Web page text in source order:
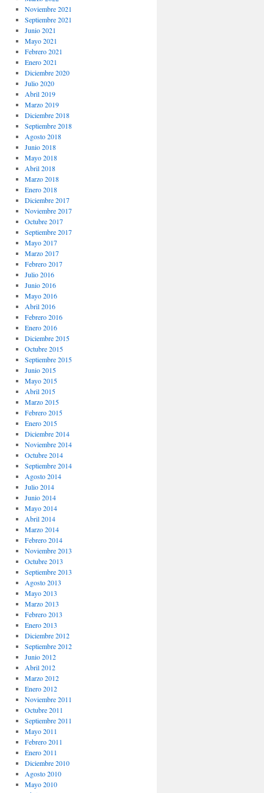
Noviembre 2021
Septiembre 2021
Junio 2021
Mayo 2021
Febrero 2021
Enero 2021
Diciembre 2020
Julio 2020
Abril 2019
Marzo 2019
Diciembre 2018
Septiembre 2018
Agosto 2018
Junio 2018
Mayo 2018
Abril 2018
Marzo 2018
Enero 2018
Diciembre 2017
Noviembre 2017
Octubre 2017
Septiembre 2017
Mayo 2017
Marzo 2017
Febrero 2017
Julio 2016
Junio 2016
Mayo 2016
Abril 2016
Febrero 2016
Enero 2016
Diciembre 2015
Octubre 2015
Septiembre 2015
Junio 2015
Mayo 2015
Abril 2015
Marzo 2015
Febrero 2015
Enero 2015
Diciembre 2014
Noviembre 2014
Octubre 2014
Septiembre 2014
Agosto 2014
Julio 2014
Junio 2014
Mayo 2014
Abril 2014
Marzo 2014
Febrero 2014
Noviembre 2013
Octubre 2013
Septiembre 2013
Agosto 2013
Mayo 2013
Marzo 2013
Febrero 2013
Enero 2013
Diciembre 2012
Septiembre 2012
Junio 2012
Abril 2012
Marzo 2012
Enero 2012
Noviembre 2011
Octubre 2011
Septiembre 2011
Mayo 2011
Febrero 2011
Enero 2011
Diciembre 2010
Agosto 2010
Mayo 2010